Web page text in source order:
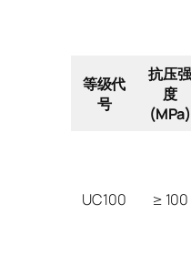
等级代
号
抗压强
度
(MPa)
UC100 ≥ 100